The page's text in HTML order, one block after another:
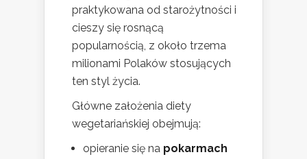
praktykowana od starożytności i
cieszy się rosnącą
popularnością, z około trzema
milionami Polaków stosujących
ten styl życia.
Główne założenia diety
wegetariańskiej obejmują:
opieranie się na pokarmach